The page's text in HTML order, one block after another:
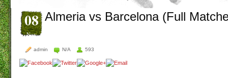
08
Nov
Almeria vs Barcelona (Full
admin N/A 593